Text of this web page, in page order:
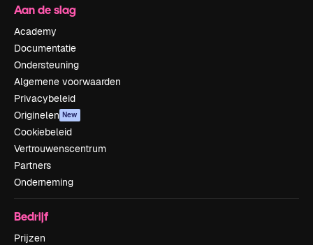
Aan de slag
Academy
Documentatie
Ondersteuning
Algemene voorwaarden
Privacybeleid
Originelen New
Cookiebeleid
Vertrouwenscentrum
Partners
Onderneming
Bedrijf
Prijzen